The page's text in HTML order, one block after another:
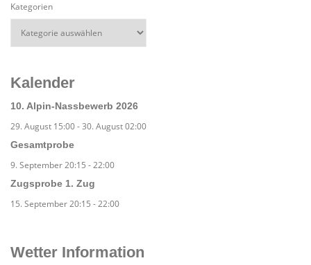
Kategorien
Kalender
10. Alpin-Nassbewerb 2026
29. August 15:00-30. August 02:00
Gesamtprobe
9. September 20:15 -22:00
Zugsprobe 1. Zug
15. September 20:15 -22:00
Wetter Information